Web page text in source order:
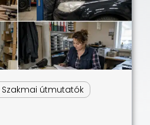
Szakmai útmutatók